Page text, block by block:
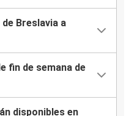
Breslavia a
fin de semana de
disponibles en